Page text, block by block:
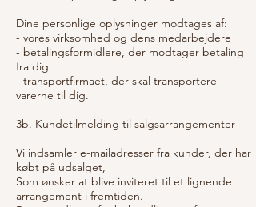
Dine personlige oplysninger modtages af:
- vores virksomhed og dens medarbejdere
- betalingsformidlere, der modtager betaling
fra dig
- transportfirmaet, der skal transportere
varerne til dig.
3b. Kundetilmelding til salgsarrangementer
Vi indsamler e-mailadresser fra kunder, der har
købt på udsalget,
Som ønsker at blive inviteret til et lignende
arrangement i fremtiden.